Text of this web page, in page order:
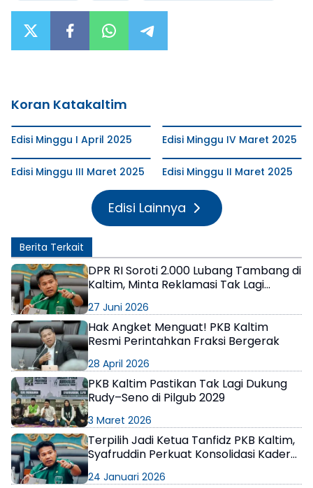
Koran Katakaltim
Edisi Minggu I April 2025 Edisi Minggu IV Maret 2025
Edisi Minggu III Maret 2025 Edisi Minggu II Maret 2025
Edisi Lainnya
Berita Terkait
DPR RI Soroti 2.000 Lubang Tambang di
Kaltim, Minta Reklamasi Tak Lagi
27 Juni 2026
Hak Angket Menguat! PKB Kaltim
Resmi Perintahkan Fraksi Bergerak
28 April 2026
PKB Kaltim Pastikan Tak Lagi Dukung
Rudy–Seno di Pilgub 2029
3 Maret 2026
Terpilih Jadi Ketua Tanfidz PKB Kaltim,
Syafruddin Perkuat Konsolidasi Kader
24 Januari 2026